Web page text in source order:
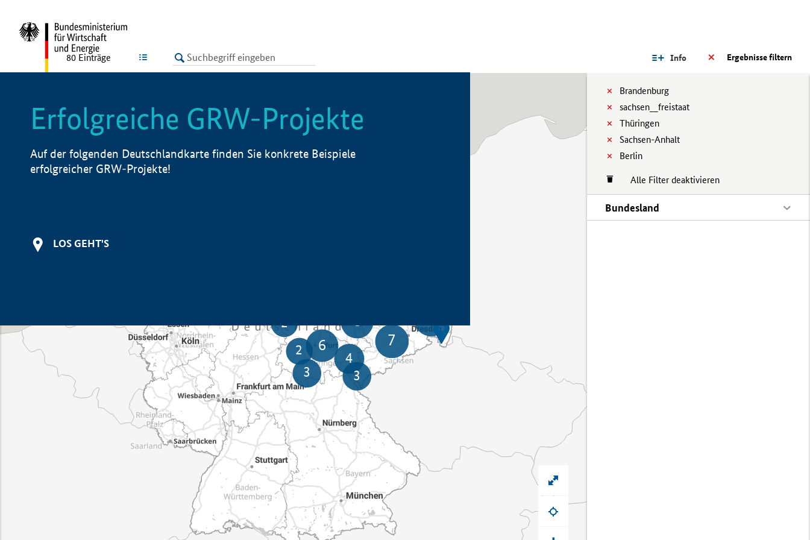
LISTE Ergebnisse filtern
Info
Brandenburg
sachsen__freistaat
Thüringen
Sachsen-Anhalt
Berlin
Alle Filter deaktivieren
Bundesland
80 Einträge
Erfolgreiche GRW-Projekte
Auf der folgenden Deutschlandkarte finden Sie konkrete Beispiele
erfolgreicher GRW-Projekte!
LOS GEHT'S